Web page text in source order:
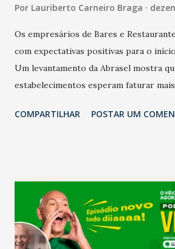
Por Lauriberto Carneiro Braga
Os empresários de Bares e
com expectativas positivas para o
Um levantamento da Abrasel mostra
estabelecimentos esperam faturar
relação ao último trimestre deste ano,
confraternizações de fim de ano e
Salário para um número maior de
país tem a menor taxa de desemprego
Ainda segundo a Pesquisa, em
COMPARTILHAR POSTAR UM